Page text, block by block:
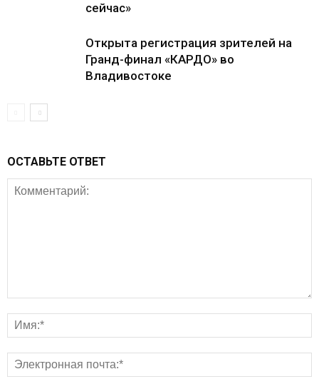
сейчас»
Открыта регистрация зрителей на
Гранд-финал «КАРДО» во
Владивостоке
ОСТАВЬТЕ ОТВЕТ